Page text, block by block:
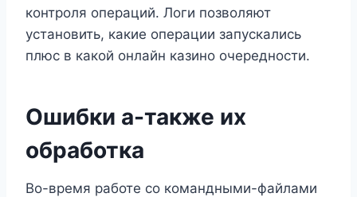
контроля операций. Логи позволяют
установить, какие операции запускались
плюс в какой онлайн казино очередности.
Ошибки а-также их
обработка
Во-время работе со командными-файлами